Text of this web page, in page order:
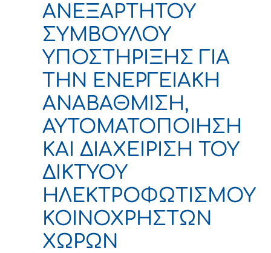
ΑΝΕΞΑΡΤΗΤΟΥ
ΣΥΜΒΟΥΛΟΥ
ΥΠΟΣΤΗΡΙΞΗΣ ΓΙΑ
ΤΗΝ ΕΝΕΡΓΕΙΑΚΗ
ΑΝΑΒΑΘΜΙΣΗ,
ΑΥΤΟΜΑΤΟΠΟΙΗΣΗ
ΚΑΙ ΔΙΑΧΕΙΡΙΣΗ ΤΟΥ
ΔΙΚΤΥΟΥ
ΗΛΕΚΤΡΟΦΩΤΙΣΜΟΥ
ΚΟΙΝΟΧΡΗΣΤΩΝ
ΧΩΡΩΝ